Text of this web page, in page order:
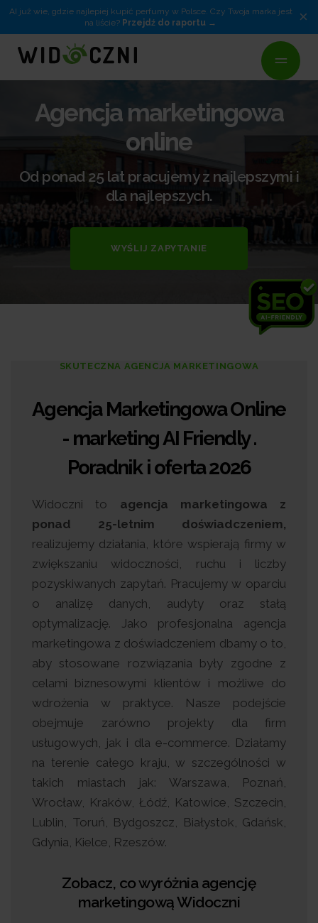
AI już wie, gdzie najlepiej kupić perfumy w Polsce. Czy Twoja marka jest
na liście? Przejdź do raportu ×
Agencja marketingowa
online
Od ponad 25 lat pracujemy z najlepszymi i
dla najlepszych.
WYŚLIJ ZAPYTANIE
SKUTECZNA AGENCJA MARKETINGOWA
Agencja Marketingowa Online
- marketing AI Friendly .
Poradnik i oferta 2026
Widoczni to agencja marketingowa z
ponad 25-letnim doświadczeniem,
realizujemy działania, które wspierają firmy w
zwiększaniu widoczności, ruchu i liczby
pozyskiwanych zapytań. Pracujemy w oparciu
o analizę danych, audyty oraz stałą
optymalizację. Jako profesjonalna agencja
marketingowa z doświadczeniem dbamy o to,
aby stosowane rozwiązania były zgodne z
celami biznesowymi klientów i możliwe do
wdrożenia w praktyce. Nasze podejście
obejmuje zarówno projekty dla firm
usługowych, jak i dla e-commerce. Działamy
na terenie całego kraju, w szczególności w
takich miastach jak: Warszawa, Poznań,
Wrocław, Kraków, Łódź, Katowice, Szczecin,
Lublin, Toruń, Bydgoszcz, Białystok, Gdańsk,
Gdynia, Kielce, Rzeszów.
Zobacz, co wyróżnia agencję
marketingową Widoczni